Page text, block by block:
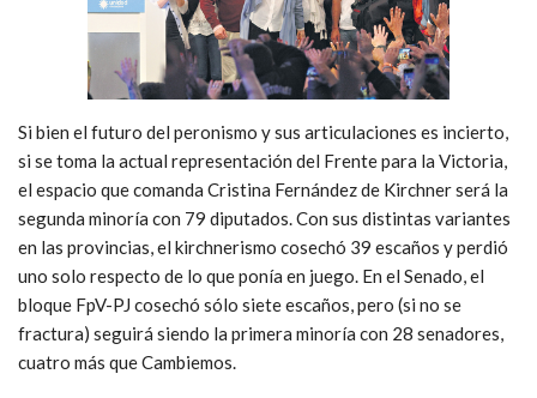
Si bien el futuro del peronismo y sus articulaciones es incierto,
si se toma la actual representación del Frente para la Victoria,
el espacio que comanda Cristina Fernández de Kirchner será la
segunda minoría con 79 diputados. Con sus distintas variantes
en las provincias, el kirchnerismo cosechó 39 escaños y perdió
uno solo respecto de lo que ponía en juego. En el Senado, el
bloque FpV-PJ cosechó sólo siete escaños, pero (si no se
fractura) seguirá siendo la primera minoría con 28 senadores,
cuatro más que Cambiemos.